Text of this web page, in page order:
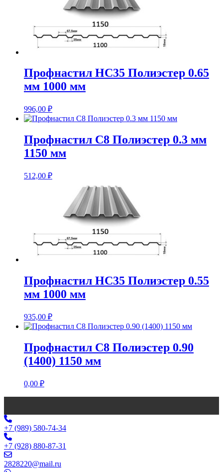
Профнастил НС35 Полиэстер 0.65
мм 1000 мм
996,00 ₽
Профнастил С8 Полиэстер 0.3 мм
1150 мм
512,00 ₽
Профнастил НС35 Полиэстер 0.55
мм 1000 мм
935,00 ₽
Профнастил С8 Полиэстер 0.90
(1400) 1150 мм
0,00 ₽
+7 (989) 580-74-34
+7 (928) 880-87-31
2828220@mail.ru